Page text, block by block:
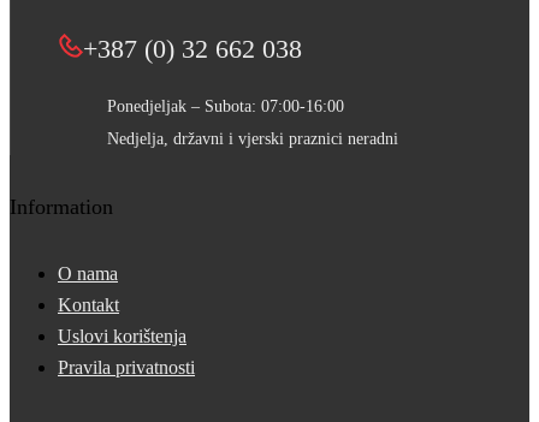
+387 (0) 32 662 038
Ponedjeljak – Subota: 07:00-16:00
Nedjelja, državni i vjerski praznici neradni
Information
O nama
Kontakt
Uslovi korištenja
Pravila privatnosti